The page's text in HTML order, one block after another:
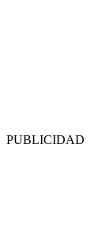
PUBLICIDAD